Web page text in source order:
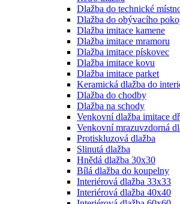
Dlažba do technické
Dlažba do obývacího
Dlažba imitace kamene
Dlažba imitace mramoru
Dlažba imitace pískovec
Dlažba imitace kovu
Dlažba imitace parket
Keramická dlažba do
Dlažba do chodby
Dlažba na schody
Venkovní dlažba imitace
Venkovní mrazuvzdorná
Protiskluzová dlažba
Slinutá dlažba
Hnědá dlažba 30x30
Bílá dlažba do koupelny
Interiérová dlažba 33x33
Interiérová dlažba 40x40